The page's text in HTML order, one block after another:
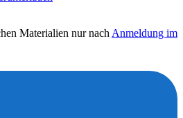
Materialien nur nach Anmeldung im